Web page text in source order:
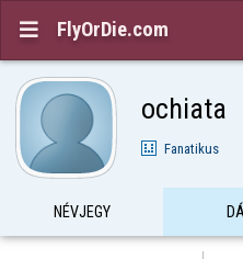
 FlyOrDie.com
ochiata
Fanatikus
NÉVJEGY